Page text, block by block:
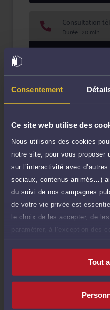
Consentement
Ce site web utilise des
Nous utilisons des cookies
notre site, pour vous proposer
sur l’interactivité avec
sociaux, contenus animés…)
du suivi de nos campagnes
de votre vie privée est
le choix de les accepter, de
paramétrer, à l’exception des
nécessaires au
Tout
Consultation
Durée : 20 min
Réponse concise à
Consultation écrite
Etude de votre
d'ajout d'une pièce
Payer des
Vous souhaitez